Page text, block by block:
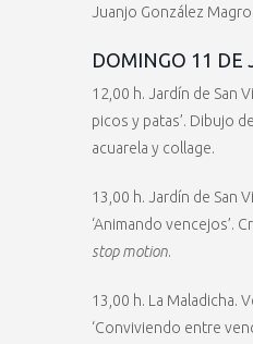
Juanjo González Magro.
DOMINGO 11 DE
12,00 h. Jardín de San
picos y patas’. Dibujo
acuarela y collage.
13,00 h. Jardín de San
‘Animando vencejos’.
stop motion.
13,00 h. La Maladicha.
‘Conviviendo entre